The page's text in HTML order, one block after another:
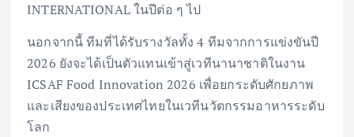
INTERNATIONAL ในปีต่อ ๆ ไป
นอกจากนี้ ทีมที่ได้รับรางวัลทั้ง 4 ทีมจากการแข่งขันปี
2026 ยังจะได้เป็นตัวแทนเข้าสู่เวทีนานาชาติในงาน
ICSAF Food Innovation 2026 เพื่อยกระดับศักยภาพ
และเสียงของประเทศไทยในเวทีนวัตกรรมอาหารระดับ
โลก